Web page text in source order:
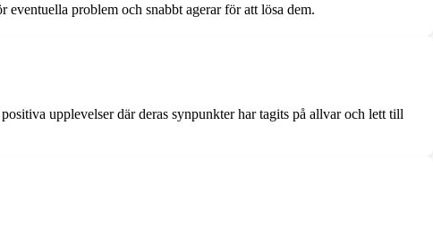
problem och snabbt agerar för att lösa dem.
upplevelser där deras synpunkter har tagits på allvar och lett till